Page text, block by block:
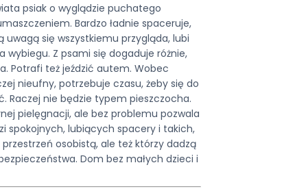
psiak o wyglądzie puchatego
Bardzo ładnie spaceruje,
uwagą się wszystkiemu przygląda, lubi
wybiegu. Z psami się dogaduje różnie,
Potrafi też jeździć autem. Wobec
nieufny, potrzebuje czasu, żeby się do
Raczej nie będzie typem pieszczocha.
pielęgnacji, ale bez problemu pozwala
spokojnych, lubiących spacery i takich,
osobistą, ale też którzy dadzą
Dom bez małych dzieci i